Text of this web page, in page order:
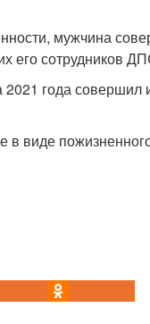
мужчина
его сотрудников
2021 года
в виде